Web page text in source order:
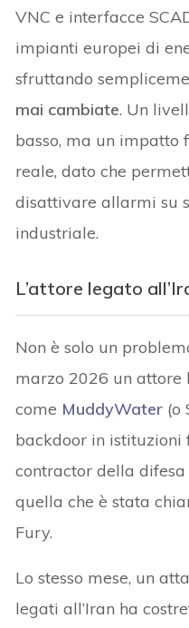
VNC e interfacce
impianti europei di
sfruttando
mai cambiate. Un
basso, ma un impatto
reale, dato che
disattivare allarmi su
industriale.
L’attore legato
Non è solo un
marzo 2026 un attore
come MuddyWater (o
backdoor in istituzioni
contractor della difesa
quella che è stata
Fury.
Lo stesso mese, un
legati all’Iran ha